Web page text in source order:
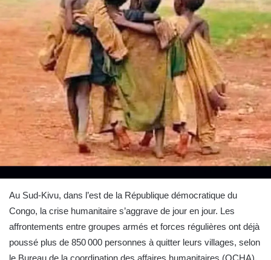
Au Sud-Kivu, dans l’est de la République démocratique du
Congo, la crise humanitaire s’aggrave de jour en jour. Les
affrontements entre groupes armés et forces régulières ont déjà
poussé plus de 850 000 personnes à quitter leurs villages, selon